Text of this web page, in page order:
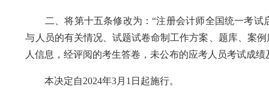
二、将第十五条修改为：“注册会计师全国统一考试
与人员的有关情况、试题试卷命制工作方案、题库、案
人信息，经评阅的考生答卷，未公布的应考人员考试成
本决定自2024年3月1日起施行。